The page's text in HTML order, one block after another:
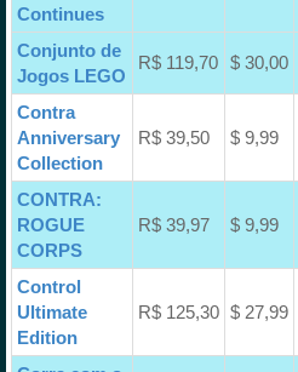
Continues
Conjunto de
Jogos LEGO
R$ 119,70 $ 30,00
Contra
Anniversary
Collection
R$ 39,50 $ 9,99
CONTRA:
ROGUE
CORPS
R$ 39,97 $ 9,99
Control
Ultimate
Edition
R$ 125,30 $ 27,99